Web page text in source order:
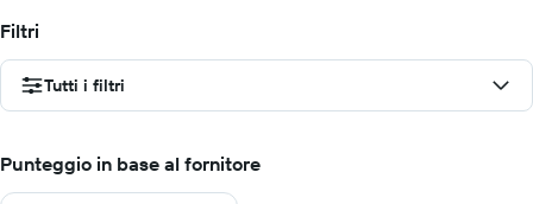
Filtri
Tutti i filtri
Punteggio in base al fornitore